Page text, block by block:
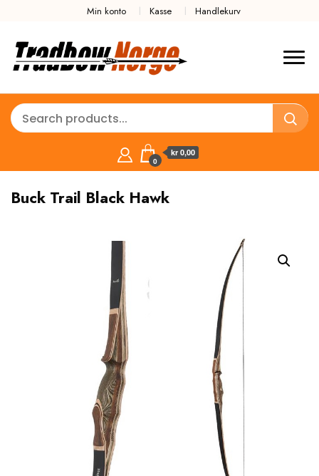
Min konto Kasse Handlekurv
0
kr 0,00
Buck Trail Black Hawk